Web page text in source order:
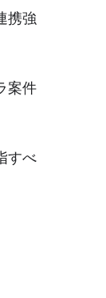
携強
案件
すべ